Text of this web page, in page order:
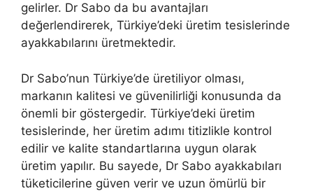
gelirler. Dr Sabo da bu avantajları
değerlendirerek, Türkiye’deki üretim tesislerinde
ayakkabılarını üretmektedir.
Dr Sabo’nun Türkiye’de üretiliyor olması,
markanın kalitesi ve güvenilirliği konusunda da
önemli bir göstergedir. Türkiye’deki üretim
tesislerinde, her üretim adımı titizlikle kontrol
edilir ve kalite standartlarına uygun olarak
üretim yapılır. Bu sayede, Dr Sabo ayakkabıları
tüketicilerine güven verir ve uzun ömürlü bir